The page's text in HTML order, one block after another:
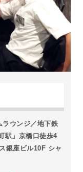
ラウンジ／地下鉄
駅」京橋口徒歩4
銀座ビル10F シャ